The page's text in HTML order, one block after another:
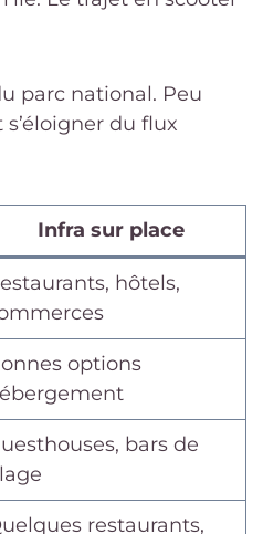
parc national. Peu
du flux
Infra sur place
hôtels,
options
bars de
restaurants,